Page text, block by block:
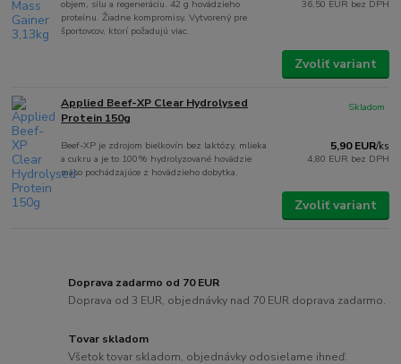
objem, silu a regeneráciu. 42 g hovädzieho
proteínu. Žiadne kompromisy. Vytvorený pre
športovcov, ktorí požadujú viac.
36,50 EUR bez DPH
Zvoliť variant
Applied Beef-XP Clear Hydrolysed
Protein 150g
Beef-XP je zdrojom bielkovín bez laktózy, mlieka
a cukru a je to 100% hydrolyzované hovädzie
mäso pochádzajúce z hovädzieho dobytka.
5,90 EUR/ks
4,80 EUR bez DPH
Skladom
Zvoliť variant
Doprava zadarmo od 70 EUR
Doprava od 3 EUR, objednávky nad 70 EUR doprava zadarmo.
Tovar skladom
Všetok tovar skladom, objednávky odosielame ihneď.